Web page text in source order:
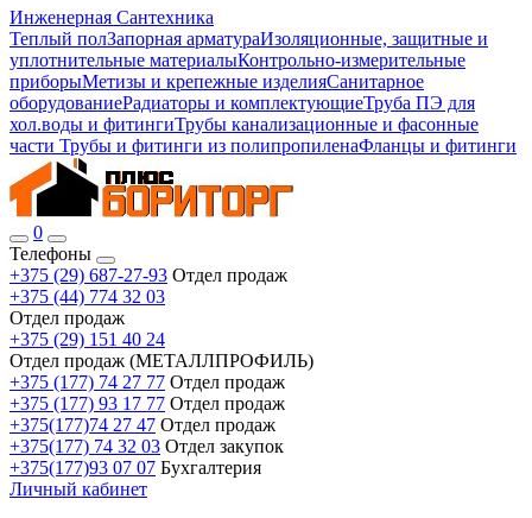
Инженерная Сантехника
Теплый полЗапорная арматураИзоляционные, защитные и
уплотнительные материалыКонтрольно-измерительные
приборыМетизы и крепежные изделияСанитарное
оборудованиеРадиаторы и комплектующиеТруба ПЭ для
хол.воды и фитингиТрубы канализационные и фасонные
части Трубы и фитинги из полипропиленаФланцы и фитинги
0
Телефоны
+375 (29) 687-27-93 Отдел продаж
+375 (44) 774 32 03
Отдел продаж
+375 (29) 151 40 24
Отдел продаж (МЕТАЛЛПРОФИЛЬ)
+375 (177) 74 27 77 Отдел продаж
+375 (177) 93 17 77 Отдел продаж
+375(177)74 27 47 Отдел продаж
+375(177) 74 32 03 Отдел закупок
+375(177)93 07 07 Бухгалтерия
Личный кабинет